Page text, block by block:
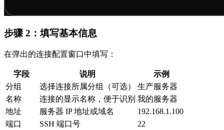
步骤 2：填写基本信息
在弹出的连接配置窗口中填写：
字段 说明
示例
分组
选择连接所属分组（可选）
生产服务器
名称
连接的显示名称，便于识别 我的服务器
地址
服务器 IP 地址或域名
192.168.1.100
端口
SSH 端口号
22